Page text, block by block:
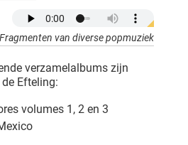
Fragmenten van diverse popmuziek
verzamelalbums zijn
Efteling:
volumes 1, 2 en 3